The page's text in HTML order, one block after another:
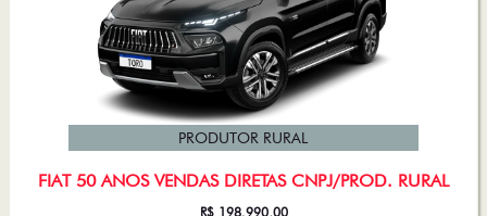
FIAT 50 ANOS VENDAS DIRETAS CNPJ/PROD. RURAL
PRODUTOR RURAL
R$ 198.990,00